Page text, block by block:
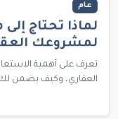
عام
لماذا تحتاج
لمشروعك
تعرف على أهمية
العقاري، وكيف يضمن لك